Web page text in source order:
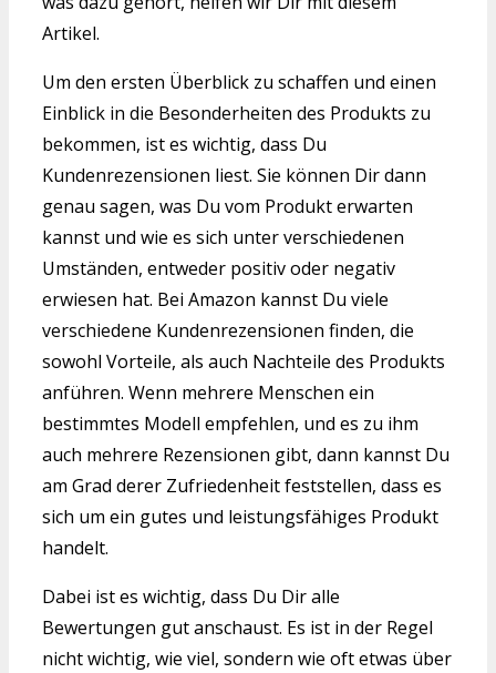
Artikel.
Um den ersten Überblick zu schaffen und einen
Einblick in die Besonderheiten des Produkts zu
bekommen, ist es wichtig, dass Du
Kundenrezensionen liest. Sie können Dir dann
genau sagen, was Du vom Produkt erwarten
kannst und wie es sich unter verschiedenen
Umständen, entweder positiv oder negativ
erwiesen hat. Bei Amazon kannst Du viele
verschiedene Kundenrezensionen finden, die
sowohl Vorteile, als auch Nachteile des Produkts
anführen. Wenn mehrere Menschen ein
bestimmtes Modell empfehlen, und es zu ihm
auch mehrere Rezensionen gibt, dann kannst Du
am Grad derer Zufriedenheit feststellen, dass es
sich um ein gutes und leistungsfähiges Produkt
handelt.
Dabei ist es wichtig, dass Du Dir alle
Bewertungen gut anschaust. Es ist in der Regel
nicht wichtig, wie viel, sondern wie oft etwas über